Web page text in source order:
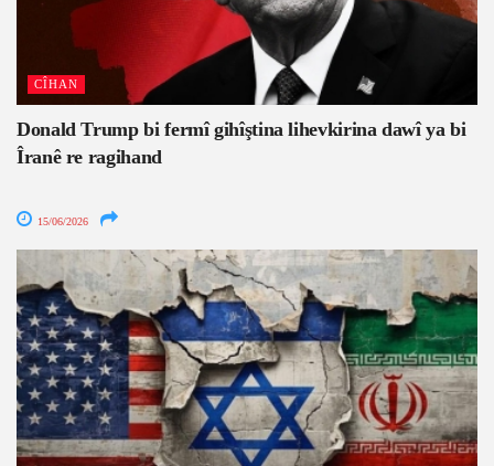
CÎHAN
Donald Trump bi fermî gihîştina lihevkirina dawî ya bi
Îranê re ragihand
15/06/2026